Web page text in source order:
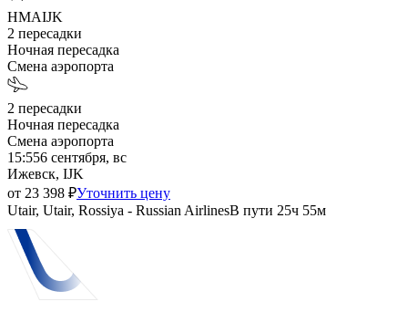
HMAIJK
2 пересадки
Ночная пересадка
Смена аэропорта
2 пересадки
Ночная пересадка
Смена аэропорта
15:556 сентября, вс
Ижевск, IJK
от 23 398 ₽Уточнить цену
Utair, Utair, Rossiya - Russian AirlinesВ пути 25ч 55м